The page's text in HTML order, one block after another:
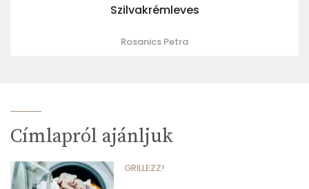
Szilvakrémleves
Rosanics Petra
Címlapról ajánljuk
GRILLEZZ!